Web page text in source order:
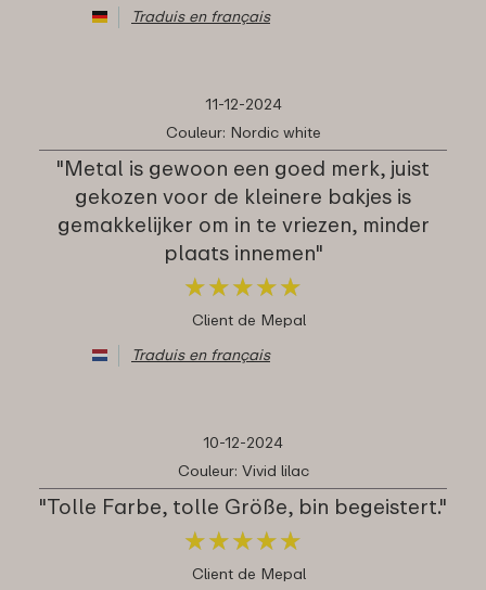
Traduis en français
11-12-2024
Couleur: Nordic white
"Metal is gewoon een goed merk, juist
gekozen voor de kleinere bakjes is
gemakkelijker om in te vriezen, minder
plaats innemen"
★★★★★
★★★★★
Client de Mepal
Traduis en français
10-12-2024
Couleur: Vivid lilac
"Tolle Farbe, tolle Größe, bin begeistert."
★★★★★
★★★★★
Client de Mepal